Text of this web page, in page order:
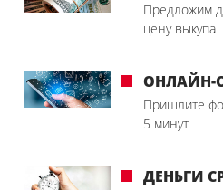
Предложим
цену выкупа
ОНЛАЙН-
Пришлите
5 минут
ДЕНЬГИ